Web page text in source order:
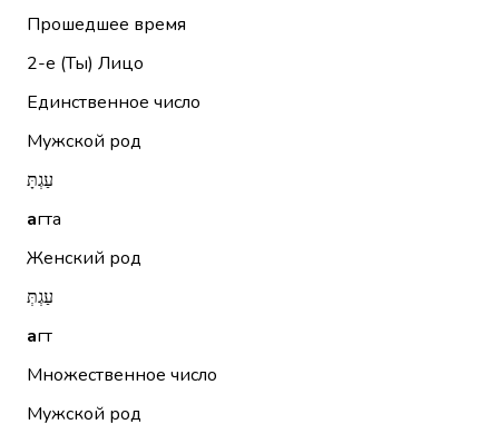
Прошедшее время
2-е (Ты) Лицо
Единственное число
Мужской род
עַגְתָּ
агта
Женский род
עַגְתְּ
агт
Множественное число
Мужской род